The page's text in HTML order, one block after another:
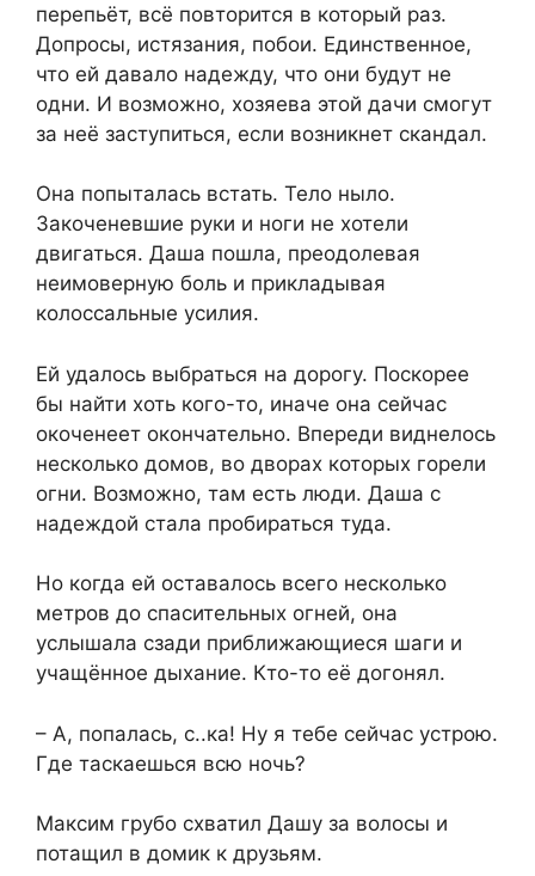
перепьёт, всё повторится в который раз.
Допросы, истязания, побои. Единственное,
что ей давало надежду, что они будут не
одни. И возможно, хозяева этой дачи смогут
за неё заступиться, если возникнет скандал.
Она попыталась встать. Тело ныло.
Закоченевшие руки и ноги не хотели
двигаться. Даша пошла, преодолевая
неимоверную боль и прикладывая
колоссальные усилия.
Ей удалось выбраться на дорогу. Поскорее
бы найти хоть кого-то, иначе она сейчас
окоченеет окончательно. Впереди виднелось
несколько домов, во дворах которых горели
огни. Возможно, там есть люди. Даша с
надеждой стала пробираться туда.
Но когда ей оставалось всего несколько
метров до спасительных огней, она
услышала сзади приближающиеся шаги и
учащённое дыхание. Кто-то её догонял.
– А, попалась, с..ка! Ну я тебе сейчас устрою.
Где таскаешься всю ночь?
Максим грубо схватил Дашу за волосы и
потащил в домик к друзьям.